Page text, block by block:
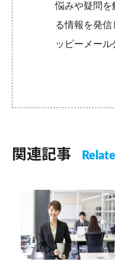
悩みや疑問を
る情報を
ッピーメール
関連記事